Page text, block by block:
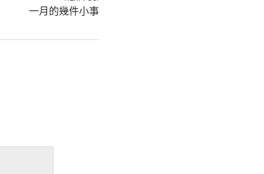
一月的幾件小事